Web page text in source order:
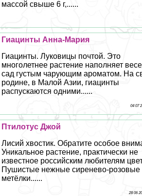
массой свыше 6 г,......
Гиацинты Анна-Мария
Гиацинты. Луковицы почтой. Это
многолетнее растение наполняет
сад густым чарующим ароматом. На
родине, в Малой Азии, гиацинты
распускаются одними......
04 07
Птилотус Джой
Лисий хвостик. Обратите особое
Уникальное растение, пpaктически не
известное российским любителям
Пушистые нежные сиренево-розовые
метёлки......
28 06